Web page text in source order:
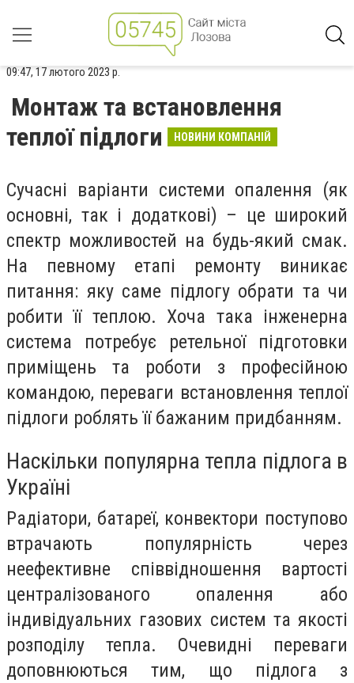
09:47, 17 лютого 2023 р.
Монтаж та встановлення
теплої підлоги
НОВИНИ КОМПАНІЙ
Сучасні варіанти системи опалення (як
основні, так і додаткові) – це широкий
спектр можливостей на будь-який смак.
На певному етапі ремонту виникає
питання: яку саме підлогу обрати та чи
робити її теплою. Хоча така інженерна
система потребує ретельної підготовки
приміщень та роботи з професійною
командою, переваги встановлення теплої
підлоги роблять її бажаним придбанням.
Наскільки популярна тепла підлога в
Україні
Радіатори, батареї, конвектори поступово
втрачають популярність через
неефективне співвідношення вартості
централізованого опалення або
індивідуальних газових систем та якості
розподілу тепла. Очевидні переваги
доповнюються тим, що підлога з